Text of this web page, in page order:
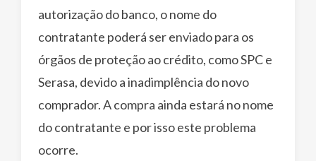
autorização do banco, o nome do
contratante poderá ser enviado para os
órgãos de proteção ao crédito, como SPC e
Serasa, devido a inadimplência do novo
comprador. A compra ainda estará no nome
do contratante e por isso este problema
ocorre.